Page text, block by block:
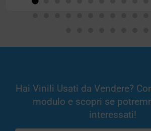
Hai Vinili Usati da Vendere?
modulo e scopri se
interessati!